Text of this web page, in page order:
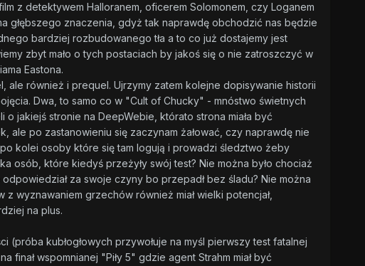
z detektywem Halloranem, oficerem Solomonem, czy Loganem
głębszego znaczenia, gdyż tak naprawdę obchodzić nas będzie
bardziej rozbudowanego tła a to co już dostajemy jest
zbyt mało o tych postaciach by jakoś się o nie zatroszczyć w
Eastona.
ale również i prequel. Ujrzymy zatem kolejne dopisywanie historii
Dwa, to samo co w "Cult of Chucky" - mnóstwo świetnych
jakiejś stronie na DeepWebie, którato strona miała być
po zastanowieniu się zaczynam żałować, czy naprawdę nie
kolei osoby które się tam logują i prowadzi śledztwo żeby
osób, które kiedyś przeżyły swój test? Nie można było chociaż
za swoje czyny bo przepadł bez śladu? Nie można
wyznawaniem grzechów również miał wielki potencjał,
na plus.
kubłogłowych przywołuje na myśl pierwszy test fatalnej
finał wspomnianej "Piły 5" gdzie agent Strahm miał być